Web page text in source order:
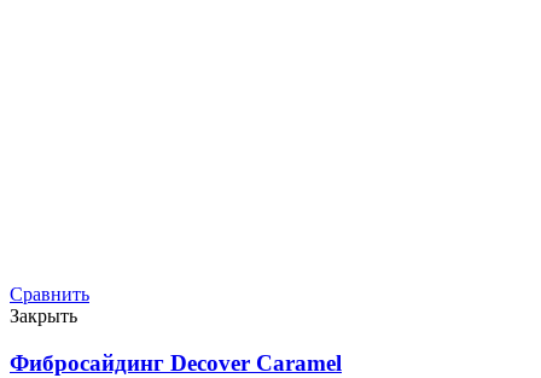
Сравнить
Закрыть
Фибросайдинг Decover Caramel